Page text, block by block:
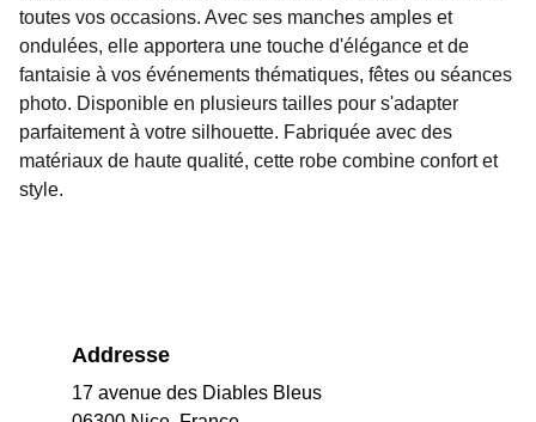
toutes vos occasions. Avec ses manches amples et
ondulées, elle apportera une touche d'élégance et de
fantaisie à vos événements thématiques, fêtes ou séances
photo. Disponible en plusieurs tailles pour s'adapter
parfaitement à votre silhouette. Fabriquée avec des
matériaux de haute qualité, cette robe combine confort et
style.
Addresse
17 avenue des Diables Bleus